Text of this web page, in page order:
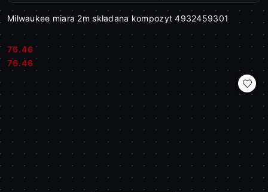
Milwaukee miara 2m składana kompozyt 4932459301
Cena:
76.46
Cena:
76.46